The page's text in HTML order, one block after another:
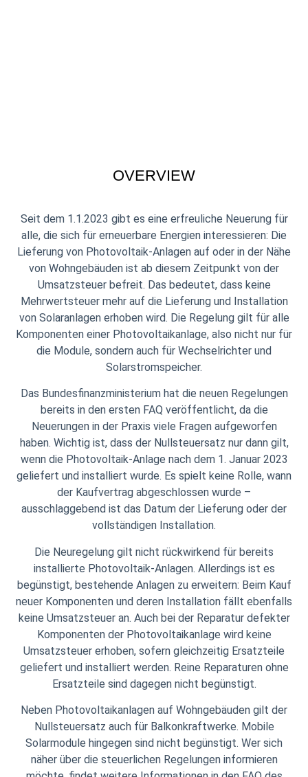
OVERVIEW
Seit dem 1.1.2023 gibt es eine erfreuliche Neuerung für
alle, die sich für erneuerbare Energien interessieren: Die
Lieferung von Photovoltaik-Anlagen auf oder in der Nähe
von Wohngebäuden ist ab diesem Zeitpunkt von der
Umsatzsteuer befreit. Das bedeutet, dass keine
Mehrwertsteuer mehr auf die Lieferung und Installation
von Solaranlagen erhoben wird. Die Regelung gilt für alle
Komponenten einer Photovoltaikanlage, also nicht nur für
die Module, sondern auch für Wechselrichter und
Solarstromspeicher.
Das Bundesfinanzministerium hat die neuen Regelungen
bereits in den ersten FAQ veröffentlicht, da die
Neuerungen in der Praxis viele Fragen aufgeworfen
haben. Wichtig ist, dass der Nullsteuersatz nur dann gilt,
wenn die Photovoltaik-Anlage nach dem 1. Januar 2023
geliefert und installiert wurde. Es spielt keine Rolle, wann
der Kaufvertrag abgeschlossen wurde –
ausschlaggebend ist das Datum der Lieferung oder der
vollständigen Installation.
Die Neuregelung gilt nicht rückwirkend für bereits
installierte Photovoltaik-Anlagen. Allerdings ist es
begünstigt, bestehende Anlagen zu erweitern: Beim Kauf
neuer Komponenten und deren Installation fällt ebenfalls
keine Umsatzsteuer an. Auch bei der Reparatur defekter
Komponenten der Photovoltaikanlage wird keine
Umsatzsteuer erhoben, sofern gleichzeitig Ersatzteile
geliefert und installiert werden. Reine Reparaturen ohne
Ersatzteile sind dagegen nicht begünstigt.
Neben Photovoltaikanlagen auf Wohngebäuden gilt der
Nullsteuersatz auch für Balkonkraftwerke. Mobile
Solarmodule hingegen sind nicht begünstigt. Wer sich
näher über die steuerlichen Regelungen informieren